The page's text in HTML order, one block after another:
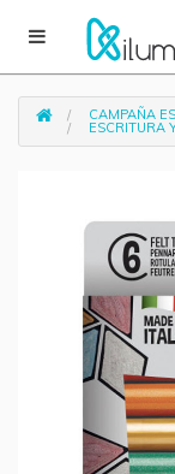
CAMPAÑA
ESCRITURA